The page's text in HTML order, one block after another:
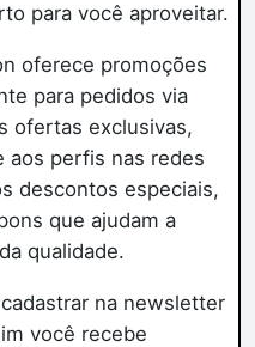
para você aproveitar.
oferece promoções
para pedidos via
ofertas exclusivas,
aos perfis nas redes
descontos especiais,
que ajudam a
qualidade.
na newsletter
você recebe